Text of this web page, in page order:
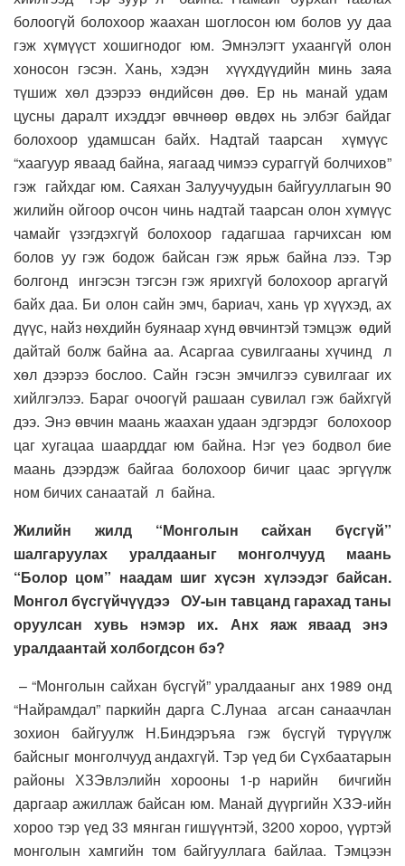
болоогүй болохоор жаахан шоглосон юм болов уу даа
гэж хүмүүст хошигнодог юм. Эмнэлэгт ухаангүй олон
хоносон гэсэн. Хань, хэдэн хүүхдүүдийн минь заяа
түшиж хөл дээрээ өндийсөн дөө. Ер нь манай удам
цусны даралт ихэддэг өвчнөөр өвдөх нь элбэг байдаг
болохоор удамшсан байх. Надтай таарсан хүмүүс
“хаагуур яваад байна, яагаад чимээ сураггүй болчихов”
гэж гайхдаг юм. Саяхан Залуучуудын байгууллагын 90
жилийн ойгоор очсон чинь надтай таарсан олон хүмүүс
чамайг үзэгдэхгүй болохоор гадагшаа гарчихсан юм
болов уу гэж бодож байсан гэж ярьж байна лээ. Тэр
болгонд ингэсэн тэгсэн гэж ярихгүй болохоор аргагүй
байх даа. Би олон сайн эмч, бариач, хань үр хүүхэд, ах
дүүс, найз нөхдийн буянаар хүнд өвчинтэй тэмцэж өдий
дайтай болж байна аа. Асаргаа сувилгааны хүчинд л
хөл дээрээ бослоо. Сайн гэсэн эмчилгээ сувилгааг их
хийлгэлээ. Бараг очоогүй рашаан сувилал гэж байхгүй
дээ. Энэ өвчин маань жаахан удаан эдгэрдэг болохоор
цаг хугацаа шаарддаг юм байна. Нэг үеэ бодвол бие
маань дээрдэж байгаа болохоор бичиг цаас эргүүлж
ном бичих санаатай л байна.
Жилийн жилд “Монголын сайхан бүсгүй”
шалгаруулах уралдааныг монголчууд маань
“Болор цом” наадам шиг хүсэн хүлээдэг байсан.
Монгол бүсгүйчүүдээ ОУ-ын тавцанд гарахад таны
оруулсан хувь нэмэр их. Анх яаж яваад энэ
уралдаантай холбогдсон бэ?
– “Монголын сайхан бүсгүй” уралдааныг анх 1989 онд
“Найрамдал” паркийн дарга С.Лунаа агсан санаачлан
зохион байгуулж Н.Биндэръяа гэж бүсгүй түрүүлж
байсныг монголчууд андахгүй. Тэр үед би Сүхбаатарын
районы ХЗЭвлэлийн хорооны 1-р нарийн бичгийн
даргаар ажиллаж байсан юм. Манай дүүргийн ХЗЭ-ийн
хороо тэр үед 33 мянган гишүүнтэй, 3200 хороо, үүртэй
монголын хамгийн том байгууллага байлаа. Тэмцээн